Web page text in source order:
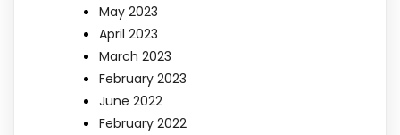
May 2023
April 2023
March 2023
February 2023
June 2022
February 2022